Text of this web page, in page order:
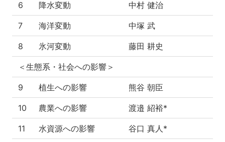
6 降水変動 中村 健治
7 海洋変動 中塚 武
8 氷河変動 藤田 耕史
＜生態系・社会への影響＞
9 植生への影響 熊谷 朝臣
10 農業への影響 渡邉 紹裕*
11 水資源への影響 谷口 真人*